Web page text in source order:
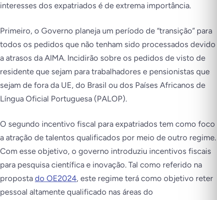
interesses dos expatriados é de extrema importância.
Primeiro, o Governo planeja um período de “transição” para
todos os pedidos que não tenham sido processados devido
a atrasos da AIMA. Incidirão sobre os pedidos de visto de
residente que sejam para trabalhadores e pensionistas que
sejam de fora da UE, do Brasil ou dos Países Africanos de
Língua Oficial Portuguesa (PALOP).
O segundo incentivo fiscal para expatriados tem como foco
a atração de talentos qualificados por meio de outro regime.
Com esse objetivo, o governo introduziu incentivos fiscais
para pesquisa científica e inovação. Tal como referido na
proposta do OE2024, este regime terá como objetivo reter
pessoal altamente qualificado nas áreas do